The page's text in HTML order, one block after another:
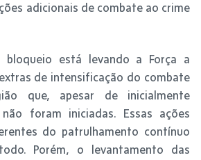
adicionais de combate ao crime
está levando a Força a
de intensificação do combate
que, apesar de inicialmente
foram iniciadas. Essas ações
do patrulhamento contínuo
Porém, o levantamento das